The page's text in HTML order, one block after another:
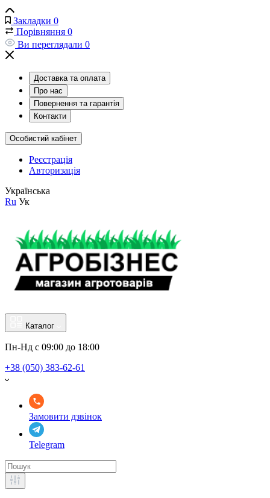
Закладки 0
Порівняння 0
Ви переглядали 0
Доставка та оплата
Про нас
Повернення та гарантія
Контакти
Особистий кабінет
Реєстрація
Авторизація
Українська
Ru Ук
Каталог
Пн-Нд с 09:00 до 18:00
+38 (050) 383-62-61
Замовити дзвінок
Telegram